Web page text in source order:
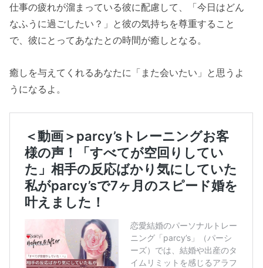
仕事の疲れが溜まっている彼に配慮して、「今日はどん
なふうに過ごしたい？」と彼の気持ちを尊重すること
で、彼にとってあなたとの時間が癒しとなる。
癒しを与えてくれるあなたに「また会いたい」と思うよ
うになるよ。